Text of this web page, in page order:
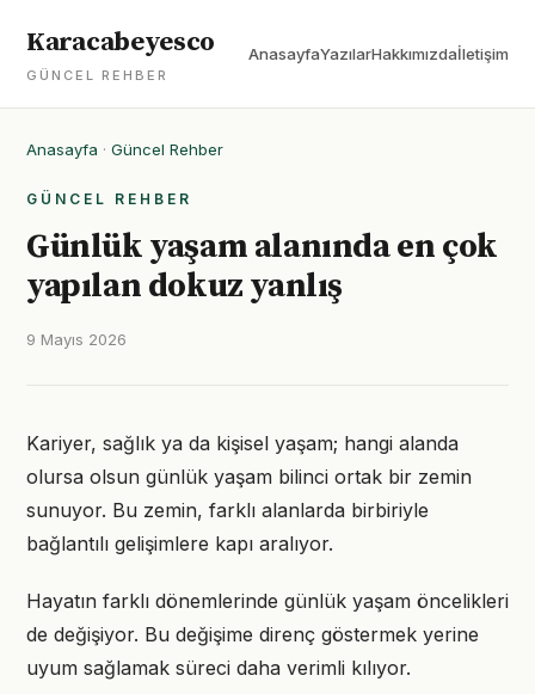
Karacabeyesco
GÜNCEL REHBER
AnasayfaYazılarHakkımızdaİletişim
Anasayfa · Güncel Rehber
GÜNCEL REHBER
Günlük yaşam alanında en çok
yapılan dokuz yanlış
9 Mayıs 2026
Kariyer, sağlık ya da kişisel yaşam; hangi alanda
olursa olsun günlük yaşam bilinci ortak bir zemin
sunuyor. Bu zemin, farklı alanlarda birbiriyle
bağlantılı gelişimlere kapı aralıyor.
Hayatın farklı dönemlerinde günlük yaşam öncelikleri
de değişiyor. Bu değişime direnç göstermek yerine
uyum sağlamak süreci daha verimli kılıyor.